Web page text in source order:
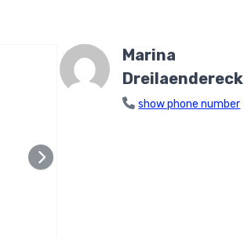
Marina
Dreilaendereck
show phone number